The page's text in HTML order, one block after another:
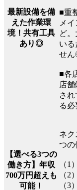
最新設備を備
えた作業環
境！共有工具
あり◎
■重
メ
ど
いる
せ
■各
店
さ
る
【選べる3つの
働き方】年収
700万円超えも
可能！
ネ
つ
（1
（2
（3